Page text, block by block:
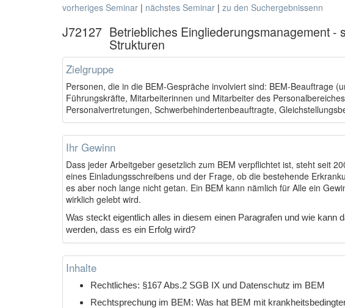
vorheriges Seminar | nächstes Seminar | zu den Suchergebnissenn
J72127 Betriebliches Eingliederungsmanagement -
Strukturen
Zielgruppe
Personen, die in die BEM-Gespräche involviert sind: BEM-Beauftrage
Führungskräfte, Mitarbeiterinnen und Mitarbeiter des
Personalvertretungen, Schwerbehindertenbeauftragte,
Ihr Gewinn
Dass jeder Arbeitgeber gesetzlich zum BEM verpflichtet ist, steht seit
eines Einladungsschreibens und der Frage, ob die bestehende
es aber noch lange nicht getan. Ein BEM kann nämlich für Alle ein
wirklich gelebt wird.
Was steckt eigentlich alles in diesem einen Paragrafen und wie kann
werden, dass es ein Erfolg wird?
Inhalte
Rechtliches: §167 Abs.2 SGB IX und Datenschutz im BEM
Rechtsprechung im BEM: Was hat BEM mit